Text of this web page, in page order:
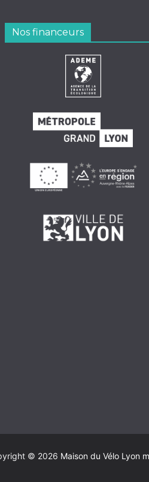
Nos financeurs
© 2026 Maison du Vélo Lyon